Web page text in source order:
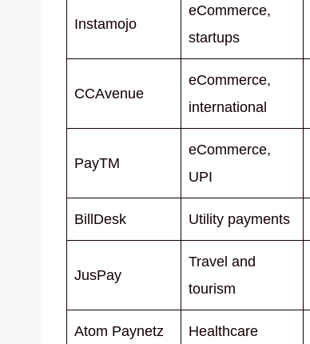
Instamojo
eCommerce,
startups
CCAvenue
eCommerce,
international
PayTM
eCommerce,
UPI
BillDesk Utility payments
JusPay
Travel and
tourism
Atom Paynetz Healthcare